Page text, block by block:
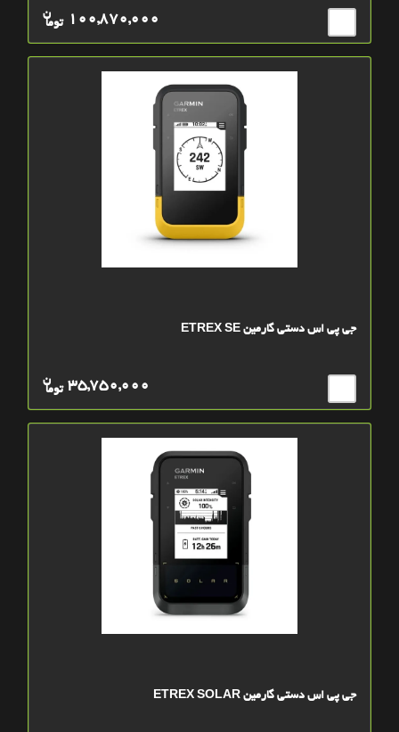
توما
ن 100,870,000
جی پی اس دستی گارمین ETREX SE
توما
ن 35,750,000
جی پی اس دستی گارمین ETREX SOLAR